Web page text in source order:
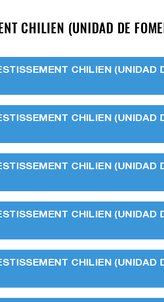
CHILIEN (UNIDAD DE
CHILIEN (UNIDAD
CHILIEN (UNIDAD
CHILIEN (UNIDAD
CHILIEN (UNIDAD
CHILIEN (UNIDAD